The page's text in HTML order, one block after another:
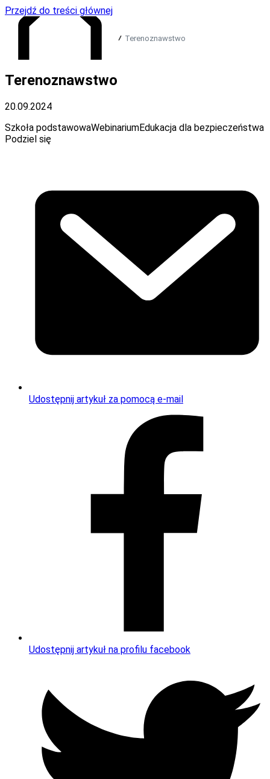
Przejdź do treści głównej
Terenoznawstwo
Terenoznawstwo
20.09.2024
Szkoła podstawowaWebinariumEdukacja dla bezpieczeństwa
Podziel się
Udostępnij artykuł za pomocą e-mail
Udostępnij artykuł na profilu facebook